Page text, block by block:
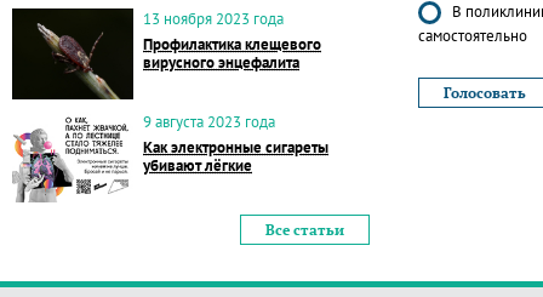
13 ноября 2023 года
Профилактика клещевого
вирусного энцефалита
9 августа 2023 года
Как электронные сигареты
убивают лёгкие
Все статьи
В
самостоятельно